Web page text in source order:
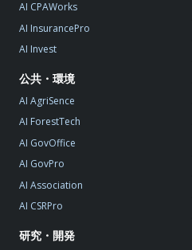
AI CPAWorks
AI InsurancePro
AI Invest
公共・環境
AI AgriSence
AI ForestTech
AI GovOffice
AI GovPro
AI Association
AI CSRPro
研究・開発